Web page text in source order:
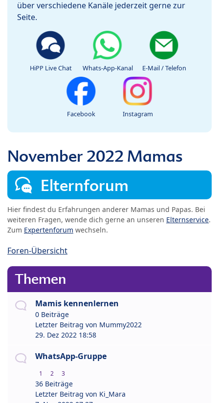
über verschiedene Kanäle jederzeit gerne zur
Seite.
HiPP Live Chat Whats-App-Kanal E-Mail / Telefon
Facebook Instagram
November 2022 Mamas
Elternforum
Hier findest du Erfahrungen anderer Mamas und Papas. Bei
weiteren Fragen, wende dich gerne an unseren Elternservice.
Zum Expertenforum wechseln.
Foren-Übersicht
Themen
Mamis kennenlernen
0 Beiträge
Letzter Beitrag von Mummy2022
29. Dez 2022 18:58
WhatsApp-Gruppe
1 2 3
36 Beiträge
Letzter Beitrag von Ki_Mara